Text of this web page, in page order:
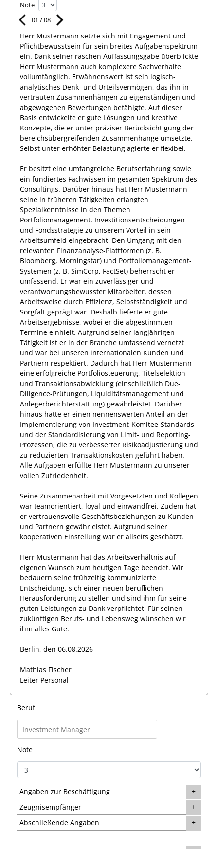
Note
01 /08
Herr Mustermann setzte sich mit Engagement und
Pflichtbewusstsein für sein breites Aufgabenspektrum
ein. Dank seiner raschen Auffassungsgabe überblickte
Herr Mustermann auch komplexere Sachverhalte
vollumfänglich. Erwähnenswert ist sein logisch-
analytisches Denk- und Urteilsvermögen, das ihn in
vertrauten Zusammenhängen zu eigenständigen und
abgewogenen Bewertungen befähigte. Auf dieser
Basis entwickelte er gute Lösungen und kreative
Konzepte, die er unter präziser Berücksichtigung der
bereichsübergreifenden Zusammenhänge umsetzte.
Selbst unter erhöhter Belastung agierte er flexibel.
Er besitzt eine umfangreiche Berufserfahrung sowie
ein fundiertes Fachwissen im gesamten Spektrum des
Consultings. Darüber hinaus hat Herr Mustermann
seine in früheren Tätigkeiten erlangten
Spezialkenntnisse in den Themen
Portfoliomanagement, Investitionsentscheidungen
und Fondsstrategie zu unserem Vorteil in sein
Arbeitsumfeld eingebracht. Den Umgang mit den
relevanten Finanzanalyse-Plattformen (z. B.
Bloomberg, Morningstar) und Portfoliomanagement-
Systemen (z. B. SimCorp, FactSet) beherrscht er
umfassend. Er war ein zuverlässiger und
verantwortungsbewusster Mitarbeiter, dessen
Arbeitsweise durch Effizienz, Selbstständigkeit und
Sorgfalt geprägt war. Deshalb lieferte er gute
Arbeitsergebnisse, wobei er die abgestimmten
Termine einhielt. Aufgrund seiner langjährigen
Tätigkeit ist er in der Branche umfassend vernetzt
und war bei unseren internationalen Kunden und
Partnern respektiert. Dadurch hat Herr Mustermann
eine erfolgreiche Portfoliosteuerung, Titelselektion
und Transaktionsabwicklung (einschließlich Due-
Diligence-Prüfungen, Liquiditätsmanagement und
Anlegerberichterstattung) gewährleistet. Darüber
hinaus hatte er einen nennenswerten Anteil an der
Implementierung von Investment-Komitee-Standards
und der Standardisierung von Limit- und Reporting-
Prozessen, die zu verbesserter Risikoadjustierung und
zu reduzierten Transaktionskosten geführt haben.
Alle Aufgaben erfüllte Herr Mustermann zu unserer
vollen Zufriedenheit.
Seine Zusammenarbeit mit Vorgesetzten und Kollegen
war teamorientiert, loyal und einwandfrei. Zudem hat
er vertrauensvolle Geschäftsbeziehungen zu Kunden
und Partnern gewährleistet. Aufgrund seiner
kooperativen Einstellung war er allseits geschätzt.
Herr Mustermann hat das Arbeitsverhältnis auf
eigenen Wunsch zum heutigen Tage beendet. Wir
bedauern seine frühzeitig kommunizierte
Entscheidung, sich einer neuen beruflichen
Herausforderung zu stellen und sind ihm für seine
guten Leistungen zu Dank verpflichtet. Für seinen
zukünftigen Berufs- und Lebensweg wünschen wir
ihm alles Gute.
Berlin, den 06.08.2026
Mathias Fischer
Leiter Personal
Beruf
Note
Angaben zur Beschäftigung
Zeugnisempfänger
Abschließende Angaben